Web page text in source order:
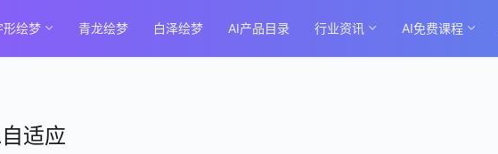
形绘梦 青龙绘梦 白泽绘梦 AI产品目录 行业资讯 AI免费课程
适应